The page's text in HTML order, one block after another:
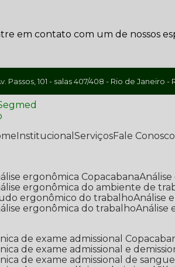
em contato com um de nossos
Passos, 101 - salas 407/408 - Rio de Janeiro -
Institucional Serviços Fale Conosco
ergonômica Copacabana
ergonômica do ambiente de
ergonômico do trabalho
ergonômica do trabalho
de exame admissional
de exame admissional e
de exame admissional de sangue